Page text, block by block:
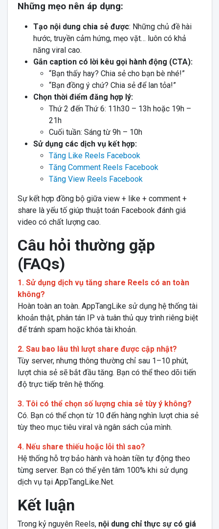
Những mẹo nên áp dụng:
Tạo nội dung chia sẻ được: Những chủ đề hài
hước, truyền cảm hứng, mẹo vặt… luôn có khả
năng viral cao.
Gắn caption có lời kêu gọi hành động (CTA):
“Bạn thấy hay? Chia sẻ cho bạn bè nhé!”
“Bạn đồng ý chứ? Chia sẻ để lan tỏa!”
Chọn thời điểm đăng hợp lý:
Thứ 2 đến Thứ 6: 11h30 – 13h hoặc 19h –
21h
Cuối tuần: Sáng từ 9h – 10h
Sử dụng các dịch vụ kết hợp:
Tăng Like Reels Facebook
Tăng Comment Reels Facebook
Tăng View Reels Facebook
Sự kết hợp đồng bộ giữa view + like + comment +
share là yếu tố giúp thuật toán Facebook đánh giá
video có chất lượng cao.
Câu hỏi thường gặp
(FAQs)
1. Sử dụng dịch vụ tăng share Reels có an toàn
không?
Hoàn toàn an toàn. AppTangLike sử dụng hệ thống tài
khoản thật, phân tán IP và tuân thủ quy trình riêng biệt
để tránh spam hoặc khóa tài khoản.
2. Sau bao lâu thì lượt share được cập nhật?
Tùy server, nhưng thông thường chỉ sau 1–10 phút,
lượt chia sẻ sẽ bắt đầu tăng. Bạn có thể theo dõi tiến
độ trực tiếp trên hệ thống.
3. Tôi có thể chọn số lượng chia sẻ tùy ý không?
Có. Bạn có thể chọn từ 10 đến hàng nghìn lượt chia sẻ
tùy theo mục tiêu viral và ngân sách của mình.
4. Nếu share thiếu hoặc lỗi thì sao?
Hệ thống hỗ trợ bảo hành và hoàn tiền tự động theo
từng server. Bạn có thể yên tâm 100% khi sử dụng
dịch vụ tại AppTangLike.Net.
Kết luận
Trong kỷ nguyên Reels, nội dung chỉ thực sự có giá